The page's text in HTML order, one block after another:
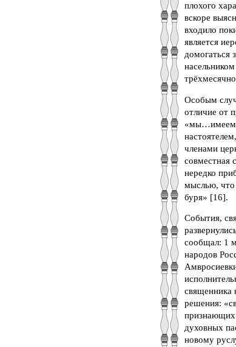
плохого
вскоре
входило
является
домогаться
Особым
отличие от
«мы…имеем
членами
совместная
нередко
мыслью, что
буря» [16].
События,
сообщал: 1
народов
священника
решения:
признающих
духовных
новому